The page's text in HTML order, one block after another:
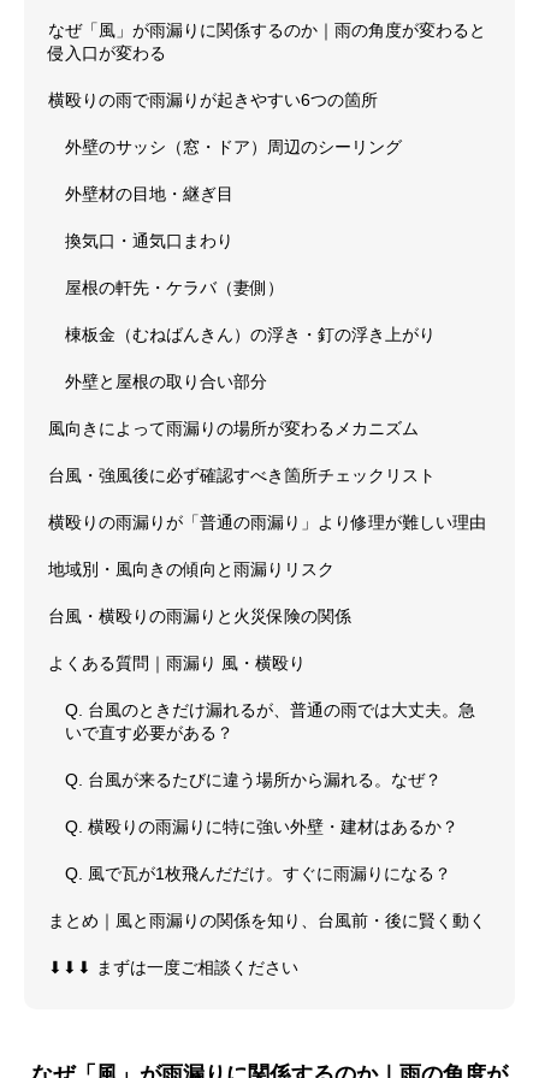
なぜ「風」が雨漏りに関係するのか｜雨の角度が変わると
侵入口が変わる
横殴りの雨で雨漏りが起きやすい6つの箇所
外壁のサッシ（窓・ドア）周辺のシーリング
外壁材の目地・継ぎ目
換気口・通気口まわり
屋根の軒先・ケラバ（妻側）
棟板金（むねばんきん）の浮き・釘の浮き上がり
外壁と屋根の取り合い部分
風向きによって雨漏りの場所が変わるメカニズム
台風・強風後に必ず確認すべき箇所チェックリスト
横殴りの雨漏りが「普通の雨漏り」より修理が難しい理由
地域別・風向きの傾向と雨漏りリスク
台風・横殴りの雨漏りと火災保険の関係
よくある質問｜雨漏り 風・横殴り
Q. 台風のときだけ漏れるが、普通の雨では大丈夫。急
いで直す必要がある？
Q. 台風が来るたびに違う場所から漏れる。なぜ？
Q. 横殴りの雨漏りに特に強い外壁・建材はあるか？
Q. 風で瓦が1枚飛んだだけ。すぐに雨漏りになる？
まとめ｜風と雨漏りの関係を知り、台風前・後に賢く動く
⬇︎⬇︎⬇︎ まずは一度ご相談ください